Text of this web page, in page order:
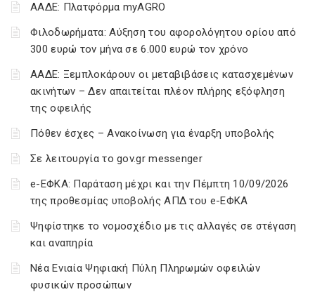
ΑΑΔΕ: Πλατφόρμα myAGRO
Φιλοδωρήματα: Αύξηση του αφορολόγητου ορίου από
300 ευρώ τον μήνα σε 6.000 ευρώ τον χρόνο
ΑΑΔΕ: Ξεμπλοκάρουν οι μεταβιβάσεις κατασχεμένων
ακινήτων – Δεν απαιτείται πλέον πλήρης εξόφληση
της οφειλής
Πόθεν έσχες – Ανακοίνωση για έναρξη υποβολής
Σε λειτουργία το gov.gr messenger
e-ΕΦΚΑ: Παράταση μέχρι και την Πέμπτη 10/09/2026
της προθεσμίας υποβολής ΑΠΔ του e-ΕΦΚΑ
Ψηφίστηκε το νομοσχέδιο με τις αλλαγές σε στέγαση
και αναπηρία
Νέα Ενιαία Ψηφιακή Πύλη Πληρωμών οφειλών
φυσικών προσώπων